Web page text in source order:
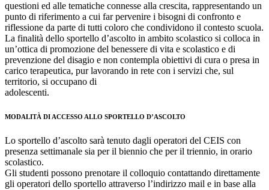
questioni ed alle tematiche connesse alla crescita, rappresentando un
punto di riferimento a cui far pervenire i bisogni di confronto e
riflessione da parte di tutti coloro che condividono il contesto scuola.
La finalità dello sportello d’ascolto in ambito scolastico si colloca in
un’ottica di promozione del benessere di vita e scolastico e di
prevenzione del disagio e non contempla obiettivi di cura o presa in
carico terapeutica, pur lavorando in rete con i servizi che, sul
territorio, si occupano di
adolescenti.
MODALITÀ DI ACCESSO ALLO SPORTELLO D’ASCOLTO
Lo sportello d’ascolto sarà tenuto dagli operatori del CEIS con
presenza settimanale sia per il biennio che per il triennio, in orario
scolastico.
Gli studenti possono prenotare il colloquio contattando direttamente
gli operatori dello sportello attraverso l’indirizzo mail e in base alla